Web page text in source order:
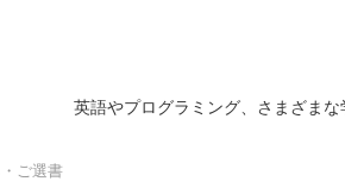
英語やプログラミング、さまざま
ご選書